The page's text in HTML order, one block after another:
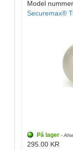
Model
Securemax®
På lager -
295.00 KR